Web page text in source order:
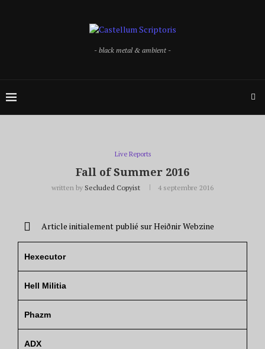
- black metal & ambient -
Live Reports
Fall of Summer 2016
written by Secluded Copyist 4 septembre 2016
Article initialement publié sur Heiðnir Webzine
Hexecutor
Hell Militia
Phazm
ADX